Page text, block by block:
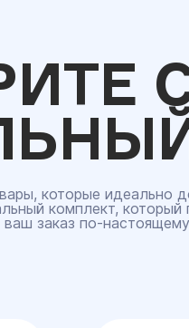
которые идеально
комплект, который
заказ